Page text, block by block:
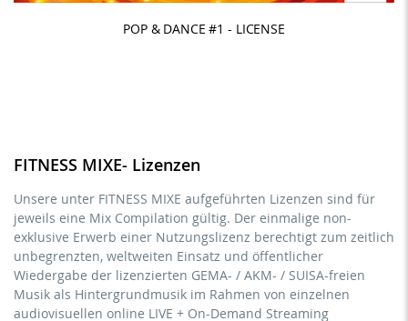
POP & DANCE #1 - LICENSE
FITNESS MIXE- Lizenzen
Unsere unter FITNESS MIXE aufgeführten Lizenzen sind für
jeweils eine Mix Compilation gültig. Der einmalige non-
exklusive Erwerb einer Nutzungslizenz berechtigt zum zeitlich
unbegrenzten, weltweiten Einsatz und öffentlicher
Wiedergabe der lizenzierten GEMA- / AKM- / SUISA-freien
Musik als Hintergrundmusik im Rahmen von einzelnen
audiovisuellen online LIVE + On-Demand Streaming